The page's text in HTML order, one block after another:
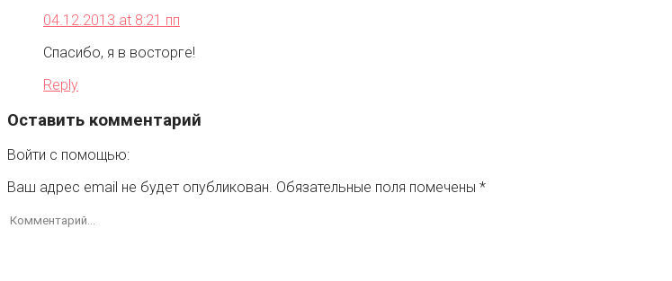
04.12.2013 at 8:21 пп
Спасибо, я в восторге!
Reply
Оставить комментарий
Войти с помощью:
Ваш адрес email не будет опубликован. Обязательные поля помечены *